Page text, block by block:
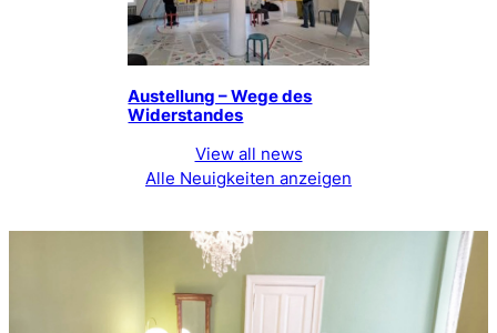
Austellung – Wege des
Widerstandes
View all news
Alle Neuigkeiten anzeigen